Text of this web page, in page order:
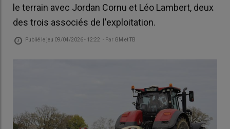
le terrain avec Jordan Cornu et Léo Lambert, deux
des trois associés de l'exploitation.
Publié le jeu 09/04/2026 - 12:22 - Par GM et TB